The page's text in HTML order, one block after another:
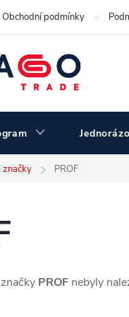
Obchodní podmínky
značky PROF
PROF nebyly